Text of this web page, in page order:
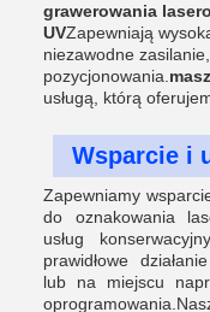
grawerowania
UVZapewniają
niezawodne
pozycjonowania.
usługą, którą
Wsparcie i
Zapewniamy
do oznakowania
usług
prawidłowe
lub na miejscu